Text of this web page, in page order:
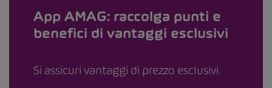
App AMAG: raccolga punti e
benefici di vantaggi esclusivi
Si assicuri vantaggi di prezzo esclusivi.